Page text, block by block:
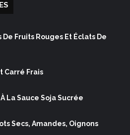
Fruits Rouges Et Éclats De
Carré Frais
La Sauce Soja Sucrée
Secs, Amandes, Oignons